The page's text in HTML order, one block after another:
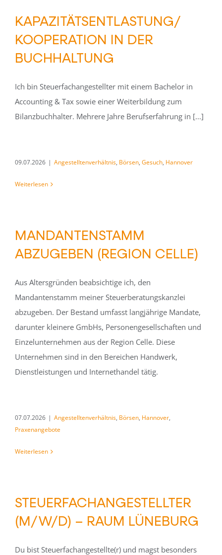
KAPAZITÄTSENTLASTUNG/
KOOPERATION IN DER
BUCHHALTUNG
Ich bin Steuerfachangestellter mit einem Bachelor in
Accounting & Tax sowie einer Weiterbildung zum
Bilanzbuchhalter. Mehrere Jahre Berufserfahrung in [...]
09.07.2026 | Angestelltenverhältnis, Börsen, Gesuch, Hannover
Weiterlesen
MANDANTENSTAMM
ABZUGEBEN (REGION CELLE)
Aus Altersgründen beabsichtige ich, den
Mandantenstamm meiner Steuerberatungskanzlei
abzugeben. Der Bestand umfasst langjährige Mandate,
darunter kleinere GmbHs, Personengesellschaften und
Einzelunternehmen aus der Region Celle. Diese
Unternehmen sind in den Bereichen Handwerk,
Dienstleistungen und Internethandel tätig.
07.07.2026 | Angestelltenverhältnis, Börsen, Hannover,
Praxenangebote
Weiterlesen
STEUERFACHANGESTELLTER
(M/W/D) – RAUM LÜNEBURG
Du bist Steuerfachangestellte(r) und magst besonders